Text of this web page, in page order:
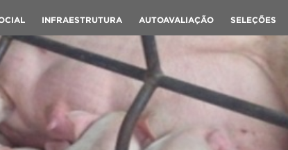
INFRAESTRUTURA AUTOAVALIAÇÃO SELEÇÕES